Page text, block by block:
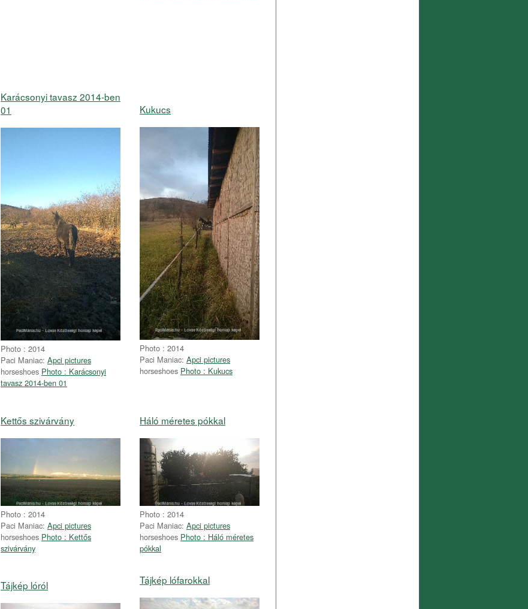
Karácsonyi tavasz 2014-ben
01
Photo : 2014
Paci Maniac: Apci pictures
horseshoes Photo : Karácsonyi
tavasz 2014-ben 01
Kukucs
Photo : 2014
Paci Maniac: Apci pictures
horseshoes Photo : Kukucs
Kettős szivárvány
Photo : 2014
Paci Maniac: Apci pictures
horseshoes Photo : Kettős
szivárvány
Háló méretes pókkal
Photo : 2014
Paci Maniac: Apci pictures
horseshoes Photo : Háló méretes
pókkal
Tájkép lóról Tájkép lófarokkal